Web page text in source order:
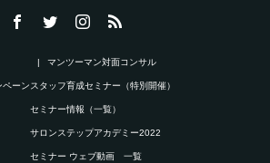
ペーン
マンツーマン対面コンサル
スタッフ育成セミナー（特別開催）
セミナー情報（一覧）
サロンステップアカデミー2022
セミナー ウェブ動画 一覧